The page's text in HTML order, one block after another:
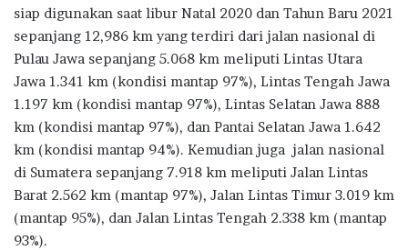
siap digunakan saat libur Natal 2020 dan Tahun Baru 2021
sepanjang 12,986 km yang terdiri dari jalan nasional di
Pulau Jawa sepanjang 5.068 km meliputi Lintas Utara
Jawa 1.341 km (kondisi mantap 97%), Lintas Tengah Jawa
1.197 km (kondisi mantap 97%), Lintas Selatan Jawa 888
km (kondisi mantap 97%), dan Pantai Selatan Jawa 1.642
km (kondisi mantap 94%). Kemudian juga jalan nasional
di Sumatera sepanjang 7.918 km meliputi Jalan Lintas
Barat 2.562 km (mantap 97%), Jalan Lintas Timur 3.019 km
(mantap 95%), dan Jalan Lintas Tengah 2.338 km (mantap
93%).